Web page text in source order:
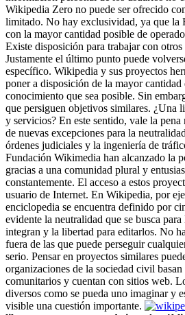
Wikipedia Zero no puede ser ofrecido
limitado. No hay exclusividad, ya que la
con la mayor cantidad posible de
Existe disposición para trabajar con
Justamente el último punto puede
específico. Wikipedia y sus proyectos
poner a disposición de la mayor cantidad
conocimiento que sea posible. Sin
que persiguen objetivos similares. ¿Una
y servicios? En este sentido, vale la
de nuevas excepciones para la
órdenes judiciales y la ingeniería de
Fundación Wikimedia han alcanzado la
gracias a una comunidad plural y
constantemente. El acceso a estos
usuario de Internet. En Wikipedia, por
enciclopedia se encuentra definido por
evidente la neutralidad que se busca
integran y la libertad para editarlos. No
fuera de las que puede perseguir
serio. Pensar en proyectos similares
organizaciones de la sociedad civil
comunitarios y cuentan con sitios web.
diversos como se pueda uno imaginar y
visible una cuestión importante.